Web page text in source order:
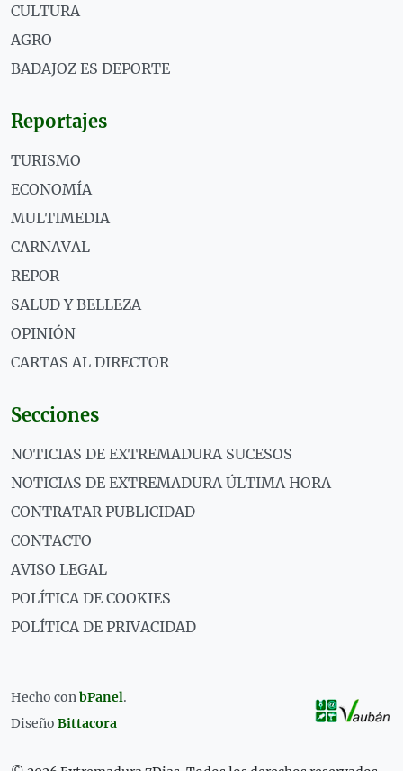
CULTURA
AGRO
BADAJOZ ES DEPORTE
Reportajes
TURISMO
ECONOMÍA
MULTIMEDIA
CARNAVAL
REPOR
SALUD Y BELLEZA
OPINIÓN
CARTAS AL DIRECTOR
Secciones
NOTICIAS DE EXTREMADURA SUCESOS
NOTICIAS DE EXTREMADURA ÚLTIMA HORA
CONTRATAR PUBLICIDAD
CONTACTO
AVISO LEGAL
POLÍTICA DE COOKIES
POLÍTICA DE PRIVACIDAD
Hecho conbPanel.
Diseño Bittacora